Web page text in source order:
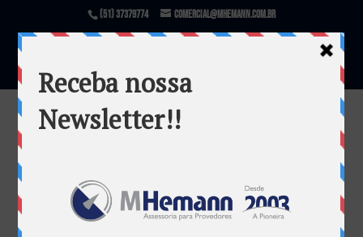
(51) 37379774 comercial@mhemann.com.br
Delegados Daniel Leme Amaral e
coletiva de imprensa nesta quinta-
feira.
Marketing MHemann